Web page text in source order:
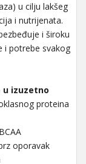
u cilju lakšeg
i nutrijenata.
i široku
i potrebe svakog
u izuzetno
proteina
oporavak